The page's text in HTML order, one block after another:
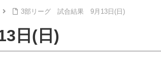
3部リーグ 試合結果 9月13日(日)
日(日)